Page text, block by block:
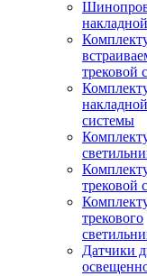
трековой
системы
трековой
трекового
Датчики